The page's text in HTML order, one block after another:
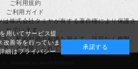
ご利用規約
ご利用ガイド
株式会社タミヤが有する著作権により保護さ
れています。
、私的利用の範囲を超えて、許可なく複製、
ることは禁じられています。
C）TAMIYA,INC.ALL RIGHTS RESERVED.
用いてサービス提
改善等を行っていま
細はプライバシー
承諾する